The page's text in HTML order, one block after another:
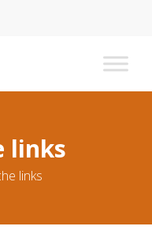
links
links